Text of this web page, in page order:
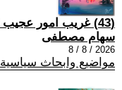
(43) غريب امور عجيب قضية
سهام مصطفى
2026 / 8 / 8
مواضيع وابحاث سياسية